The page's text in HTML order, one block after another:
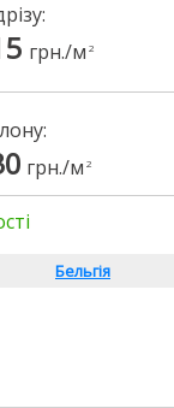
грн./м 2
грн./м 2
Бельгія